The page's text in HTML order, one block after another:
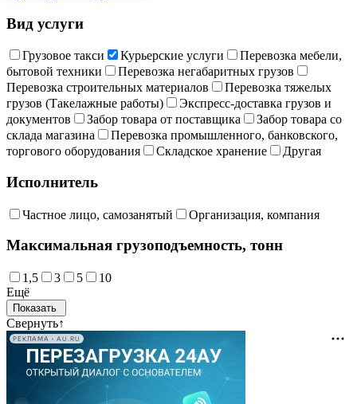
Вид услуги
Грузовое такси Курьерские услуги
Перевозка мебели,
бытовой техники
Перевозка негабаритных грузов
Перевозка строительных материалов
Перевозка тяжелых
грузов (Такелажные работы)
Экспресс-доставка грузов и
документов
Забор товара от поставщика
Забор товара со
склада магазина
Перевозка промышленного, банковского,
торгового оборудования
Складское хранение Другая
Исполнитель
Частное лицо, самозанятый Организация, компания
Максимальная грузоподъемность, тонн
1,5 3 5
10
Ещё
Свернуть↑
РЕКЛАМА • AU.RU